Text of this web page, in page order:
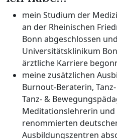
mein Studium der
an der Rheinischen
Bonn abgeschlossen
Universitätsklinikum
ärztliche Karriere
meine zusätzlichen
Burnout-Beraterin,
Tanz- &
Meditationslehrerin und
renommierten
Ausbildungszentren